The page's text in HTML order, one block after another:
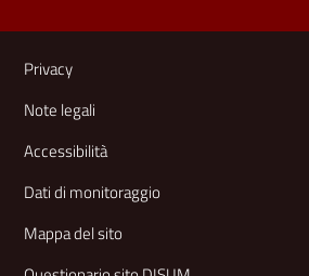
Link e informazioni utili
Privacy
Note legali
Accessibilità
Dati di monitoraggio
Mappa del sito